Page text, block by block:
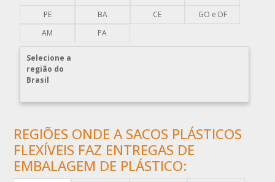
COMPRAR ENVELOPE PLÁSTICO CORREIOS
COMPRAR ENVELOPE PLÁSTICO DE CORREIO
COMPRAR SACO PLÁSTICO ZIP LOCK
COMPRAR SACOLAS PLÁSTICAS
COMPRAR SACOLAS PLÁSTICAS DIRETO DA FABRICA
PE
BA CE
GO e DF
AM
PA
Selecione a
região do
Brasil
REGIÕES ONDE A SACOS PLÁSTICOS
FLEXÍVEIS FAZ ENTREGAS DE
EMBALAGEM DE PLÁSTICO: